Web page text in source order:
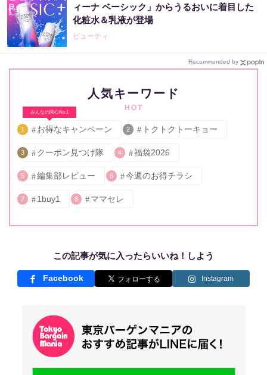
ィーナ ベーシック」からうるおいに着目した
化粧水＆乳液が登場
ビューティ
Recommended by
人気キーワード
HOT
みんなの関心No.1
1 お得なキャンペーン 2 トクトクトーキョー
3 クーポン見つけ隊 4 福袋2026
5 編集部レビュー 6 今週のお得チラシ
7 1buy1 8 ママセレ
この記事が気に入ったらいいね！しよう
Facebook Instagram